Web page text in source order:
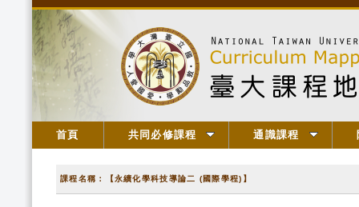
首頁 共同必修課程 通識課程
課程名稱：【永續化學科技導論二 (國際學程)】